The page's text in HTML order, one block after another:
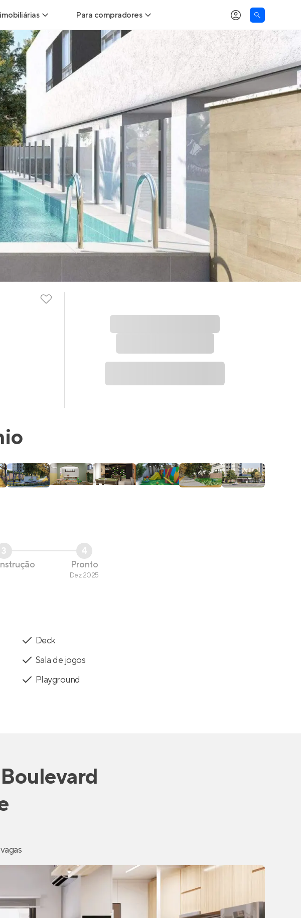
para Imobiliárias
de imobiliárias
imóveis
Para compradores
Buscar um imóvel novo
Calcule seu Poder de Compra
Comprar x Alugar
Correção do INCC
Simulador de Financiamento
Encontre um corretor
3
4
Pronto
Dez 2025
Deck
Sala de jogos
Playground
Boulevard